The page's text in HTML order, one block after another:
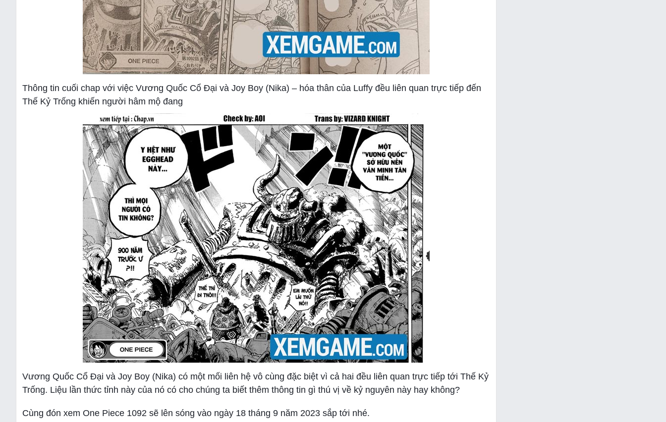
Thông tin cuối chap với việc Vương Quốc Cổ Đại và Joy Boy (Nika) – hóa thân của Luffy đều liên quan trực tiếp đến
Thế Kỷ Trống khiến người hâm mộ đang
Vương Quốc Cổ Đại và Joy Boy (Nika) có một mối liên hệ vô cùng đặc biệt vì cả hai đều liên quan trực tiếp tới Thế Kỷ
Trống. Liệu lần thức tỉnh này của nó có cho chúng ta biết thêm thông tin gì thú vị về kỷ nguyên này hay không?
Cùng đón xem One Piece 1092 sẽ lên sóng vào ngày 18 tháng 9 năm 2023 sắp tới nhé.